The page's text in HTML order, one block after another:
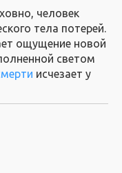
человек
тела потерей.
ощущение новой
светом
исчезает у